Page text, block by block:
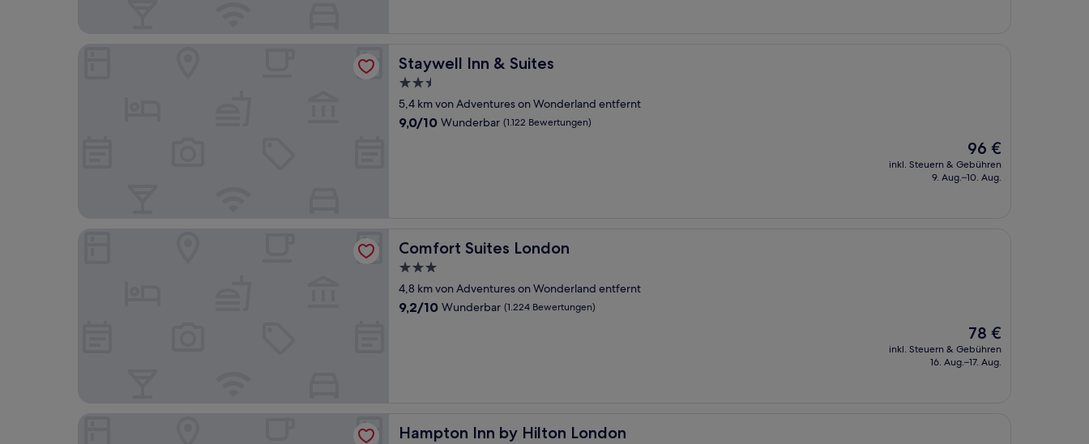
Staywell Inn & Suites
Staywell Inn & Suites
2.5-
Sterne-
Unterkunft
5,4 km von Adventures on Wonderland entfernt
9.0
9,0/10 Wunderbar (1.122 Bewertungen)
Der
Preis
beträgt
96 €
inkl. Steuern & Gebühren
9. Aug.–10. Aug.
Comfort Suites London
Comfort Suites London
3.0-
Sterne-
Unterkunft
4,8 km von Adventures on Wonderland entfernt
9.2
9,2/10 Wunderbar (1.224 Bewertungen)
Der
Preis
beträgt
78 €
inkl. Steuern & Gebühren
16. Aug.–17. Aug.
Hampton Inn by Hilton London
Hampton Inn by Hilton London